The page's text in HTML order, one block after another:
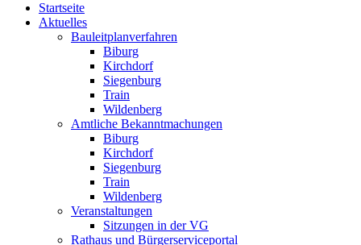
Startseite
Aktuelles
Bauleitplanverfahren
Biburg
Kirchdorf
Siegenburg
Train
Wildenberg
Amtliche Bekanntmachungen
Biburg
Kirchdorf
Siegenburg
Train
Wildenberg
Veranstaltungen
Sitzungen in der VG
Rathaus und Bürgerserviceportal